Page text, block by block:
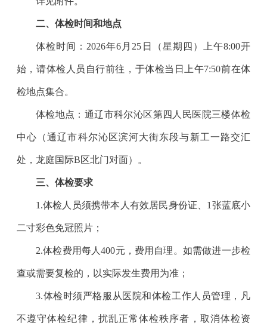
二、体检时间和地点
体检时间：2026年6月25日（星期四）上午8:00开
始，请体检人员自行前往，于体检当日上午7:50前在体
检地点集合。
体检地点：通辽市科尔沁区第四人民医院三楼体检
中心（通辽市科尔沁区滨河大街东段与新工一路交汇
处，龙庭国际B区北门对面）。
三、体检要求
1.体检人员须携带本人有效居民身份证、1张蓝底小
二寸彩色免冠照片；
2.体检费用每人400元，费用自理。如需做进一步检
查或需要复检的，以实际发生费用为准；
3.体检时须严格服从医院和体检工作人员管理，凡
不遵守体检纪律，扰乱正常体检秩序者，取消体检资